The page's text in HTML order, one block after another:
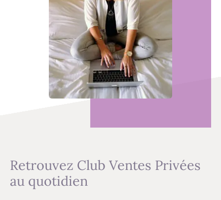
Retrouvez Club Ventes Privées
au quotidien